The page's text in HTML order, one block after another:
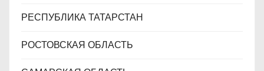
РЕСПУБЛИКА ТАТАРСТАН
РОСТОВСКАЯ ОБЛАСТЬ